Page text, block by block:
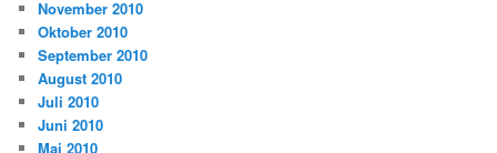
November 2010
Oktober 2010
September 2010
August 2010
Juli 2010
Juni 2010
Mai 2010